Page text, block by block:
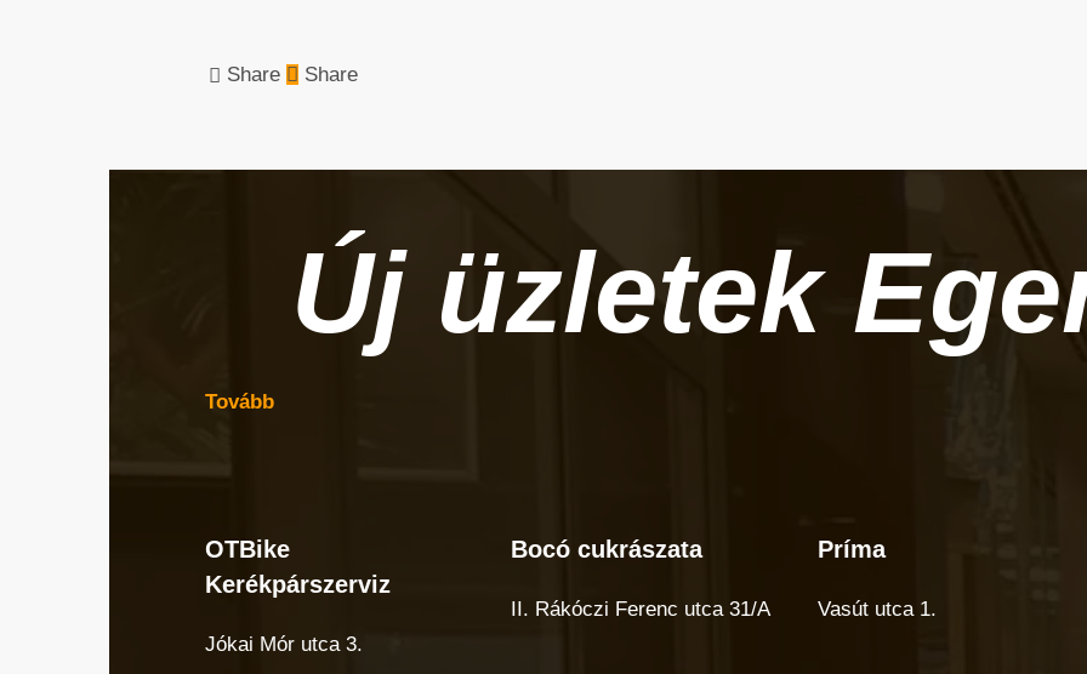
Share Share
Új üzletek
Tovább
OTBike
Kerékpárszerviz
OTBike
Kerékpárszerviz
Jókai Mór utca 3.
Bocó
Bocó cukrászata
II. Rákóczi Ferenc utca 31/A
Príma
Príma
Vasút utca 1.